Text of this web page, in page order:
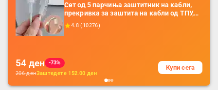
Сет од 5 парчиња заштитник на кабли,
прекривка за заштита на кабли од ТПУ,
додатоци за заштита на кабли, без
батерија, за мобилни телефони, комплет
4.8 (10276)
54 ден
-73%
206денЗаштедете 152.00 ден
Купи сега